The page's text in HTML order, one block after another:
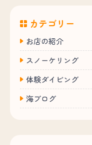
カテゴリー
お店の紹介
スノーケリング
体験ダイビング
海ブログ